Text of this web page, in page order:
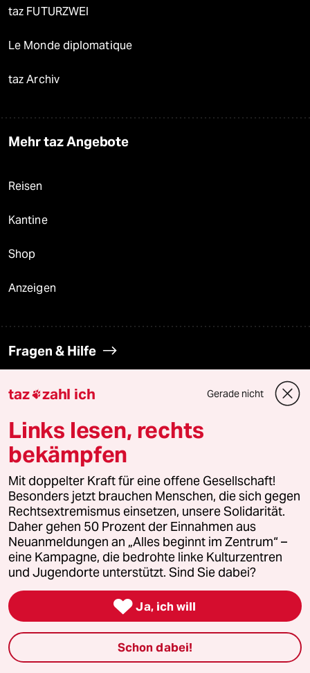
taz FUTURZWEI
Le Monde diplomatique
taz Archiv
Mehr taz Angebote
Reisen
Kantine
Shop
Anzeigen
Fragen & Hilfe
Feedback
Aboservice
ePaper Login
Downloads für Abonnierende
© 2026 taz Verlags und Vertriebs GmbH
Alle Rechte vorbehalten. Bei rechtlichen Fragen oder für Genehmigungen
wenden Sie sich bitte anlizenzen@taz.de
Feedback Redaktionsstatut Kommune-Richtlinien KI-
Leitlinie
taz zahl ich Gerade nicht
Links lesen, rechts
bekämpfen
Mit doppelter Kraft für eine offene Gesellschaft!
Besonders jetzt brauchen Menschen, die sich gegen
Rechtsextremismus einsetzen, unsere Solidarität.
Daher gehen 50 Prozent der Einnahmen aus
Neuanmeldungen an „Alles beginnt im Zentrum“ –
eine Kampagne, die bedrohte linke Kulturzentren
und Jugendorte unterstützt. Sind Sie dabei?
 Ja, ich will
Schon dabei!